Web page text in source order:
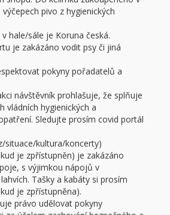
pivo z hygienických
hale/sále je Koruna česká.
je zakázáno vodit psy či jiná
pokyny pořadatelů a
návštěvník prohlašuje, že splňuje
vládních hygienických a
Sledujte prosím covid portál
situace/kultura/koncerty)
je zpřístupněn) je zakázáno
s výjimkou nápojů v
Tašky a kabáty si prosím
je zpřístupněna).
právo udělovat pokyny